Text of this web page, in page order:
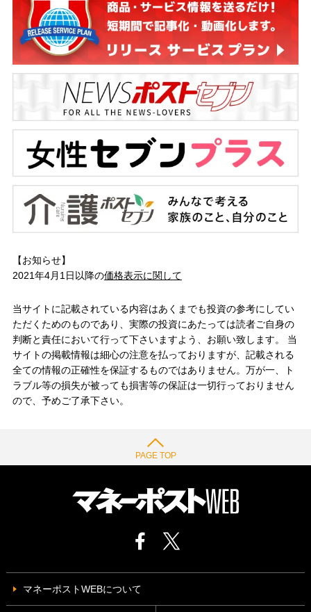
【お知らせ】
2021年4月1日以降の価格表示に関して
当サイトに記載されている内容はあくまでも投資の参考にしてい
ただくためのものであり、実際の投資にあたっては読者ご自身の
判断と責任において行って下さいますよう、お願い致します。 当
サイトの掲載情報は細心の注意を払っておりますが、記載される
全ての情報の正確性を保証するものではありません。万が一、ト
ラブル等の損失が被っても損害等の保証は一切行っておりません
ので、予めご了承下さい。
PAGE TOP
マネーポストWEBについて